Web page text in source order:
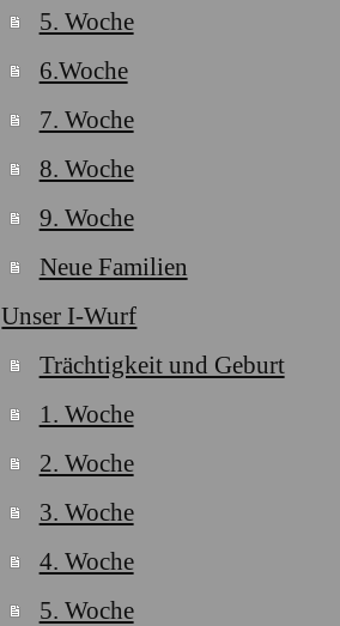
5. Woche
6.Woche
7. Woche
8. Woche
9. Woche
Neue Familien
Unser I-Wurf
Trächtigkeit und Geburt
1. Woche
2. Woche
3. Woche
4. Woche
5. Woche